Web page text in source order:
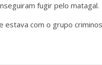
fugir pelo matagal.
com o grupo